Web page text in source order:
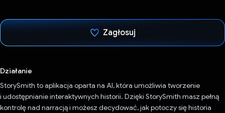
Zagłosuj
Działanie
StorySmith to aplikacja oparta na AI, która umożliwia tworzenie
i udostępnianie interaktywnych historii. Dzięki StorySmith masz pełną
kontrolę nad narracją i możesz decydować, jak potoczy się historia